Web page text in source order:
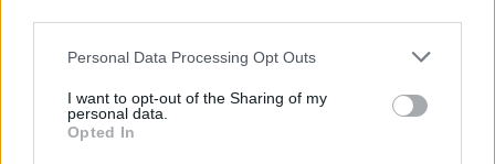
Personal Data Processing Opt Outs
I want to opt-out of the Sharing of my
personal data.
Opted In